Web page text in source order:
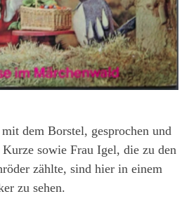
dem Borstel, gesprochen und
sowie Frau Igel, die zu den
zählte, sind hier in einem
zu sehen.